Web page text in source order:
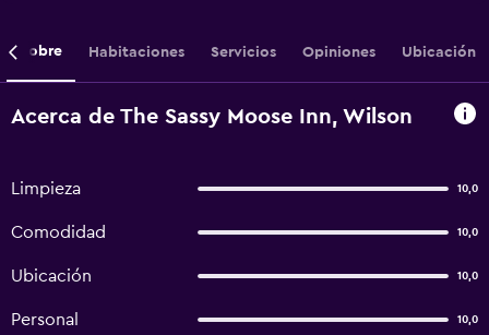
Sobre Habitaciones Servicios Opiniones Ubicación
Acerca de The Sassy Moose Inn, Wilson
Limpieza 10,0
Comodidad 10,0
Ubicación 10,0
Personal 10,0